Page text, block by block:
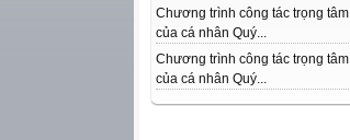
Chương trình công tác trọng tâm
của cá nhân Quý...
Chương trình công tác trọng tâm
của cá nhân Quý...